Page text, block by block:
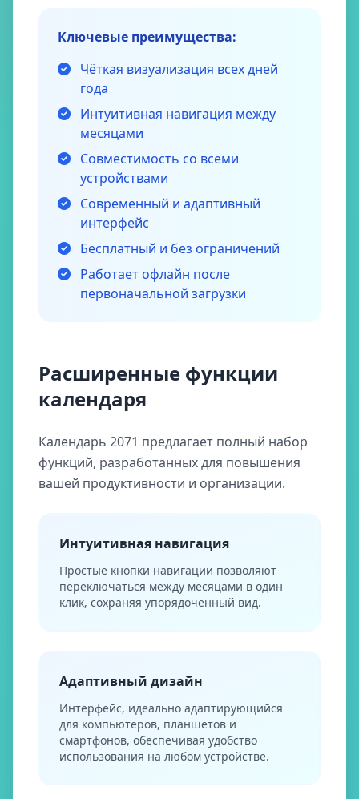
Ключевые преимущества:
Чёткая визуализация всех дней
года
Интуитивная навигация между
месяцами
Совместимость со всеми
устройствами
Современный и адаптивный
интерфейс
Бесплатный и без ограничений
Работает офлайн после
первоначальной загрузки
Расширенные функции
календаря
Календарь 2071 предлагает полный набор
функций, разработанных для повышения
вашей продуктивности и организации.
Интуитивная навигация
Простые кнопки навигации позволяют
переключаться между месяцами в один
клик, сохраняя упорядоченный вид.
Адаптивный дизайн
Интерфейс, идеально адаптирующийся
для компьютеров, планшетов и
смартфонов, обеспечивая удобство
использования на любом устройстве.